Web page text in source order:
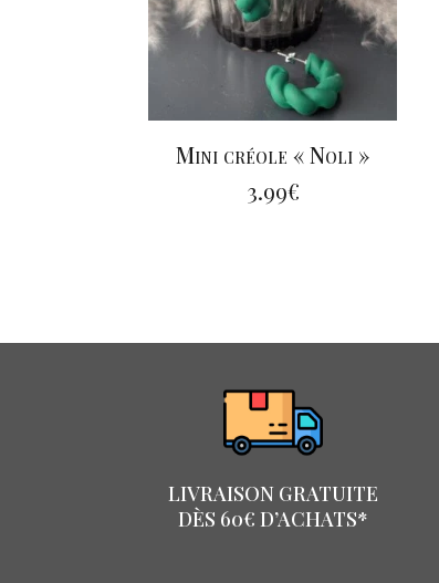
Mini créole « Noli »
3.99€
LIVRAISON GRATUITE
DÈS 60€ D’ACHATS*